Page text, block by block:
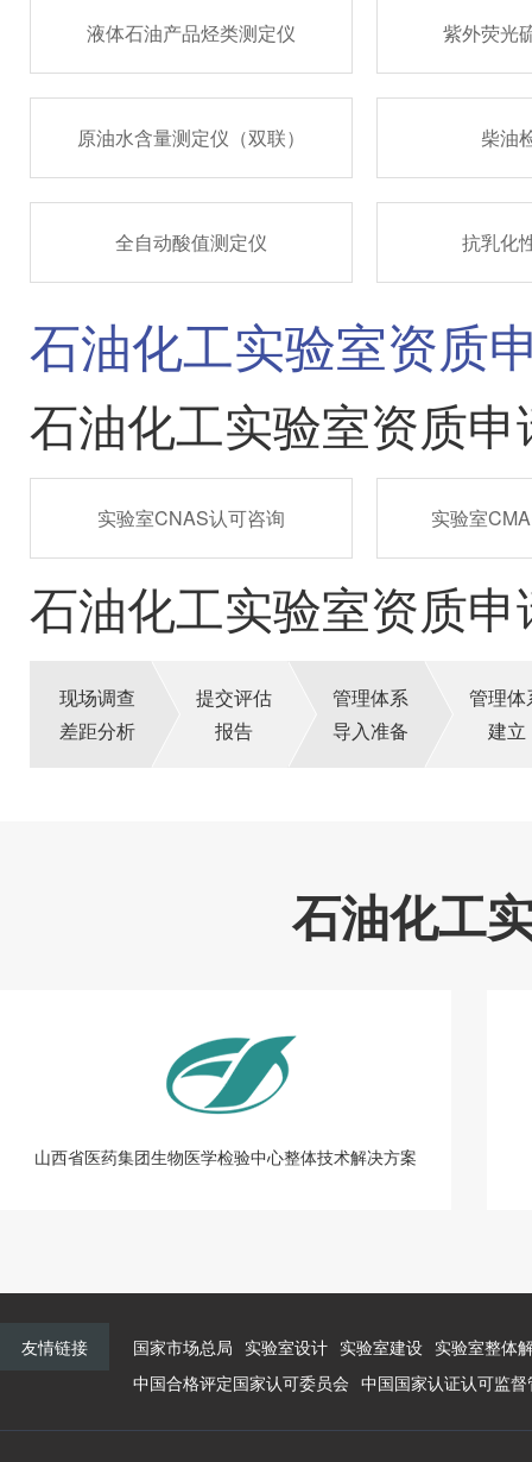
液体石油产品烃类测定仪 紫外荧光
原油水含量测定仪（双联） 柴油
全自动酸值测定仪 抗乳化
石油化工实验室资质
石油化工实验室资质
实验室CNAS认可咨询 实验室
石油化工实验室资质
现场调查
差距分析
提交评估
报告
管理体系
导入准备
管理体
建立
石油化工
山西省医药集团生物医学检验中心整体技术解决方案
友情链接 国家市场总局 实验室设计 实验室建设 实验室整体
中国合格评定国家认可委员会 中国国家认证认可监